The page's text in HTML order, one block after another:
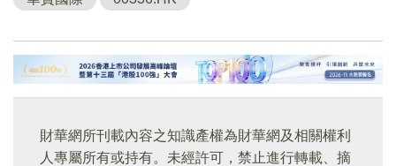
財華網所刊載內容之知識產權為財華網及相關權利
人專屬所有或持有。未經許可，禁止進行轉載、摘